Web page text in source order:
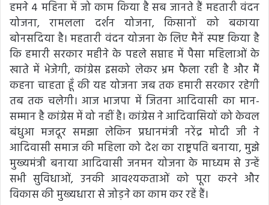
हमने 4 महिना में जो काम किया है सब जानते हैं महतारी वंदन
योजना, रामलला दर्शन योजना, किसानों को बकाया
बोनसदिया है। महतारी वंदन योजना के लिए मैनें स्पष्ट किया है
कि हमारी सरकार महीने के पहले सप्ताह में पैसा महिलाओं के
खाते में भेजेगी, कांग्रेस इसको लेकर भ्रम फैला रही है और मैं
कहना चाहता हूँ की यह योजना जब तक हमारी सरकार रहेगी
तब तक चलेगी। आज भाजपा में जितना आदिवासी का मान-
सम्मान है कांग्रेस में वो नहीं है। कांग्रेस ने आदिवासियों को केवल
बंधुआ मजदूर समझा लेकिन प्रधानमंत्री नरेंद्र मोदी जी ने
आदिवासी समाज की महिला को देश का राष्ट्रपति बनाया, मुझे
मुख्यमंत्री बनाया आदिवासी जनमन योजना के माध्यम से उन्हें
सभी सुविधाओं, उनकी आवश्यकताओं को पूरा करने और
विकास की मुख्यधारा से जोड़ने का काम कर रहें हैं।